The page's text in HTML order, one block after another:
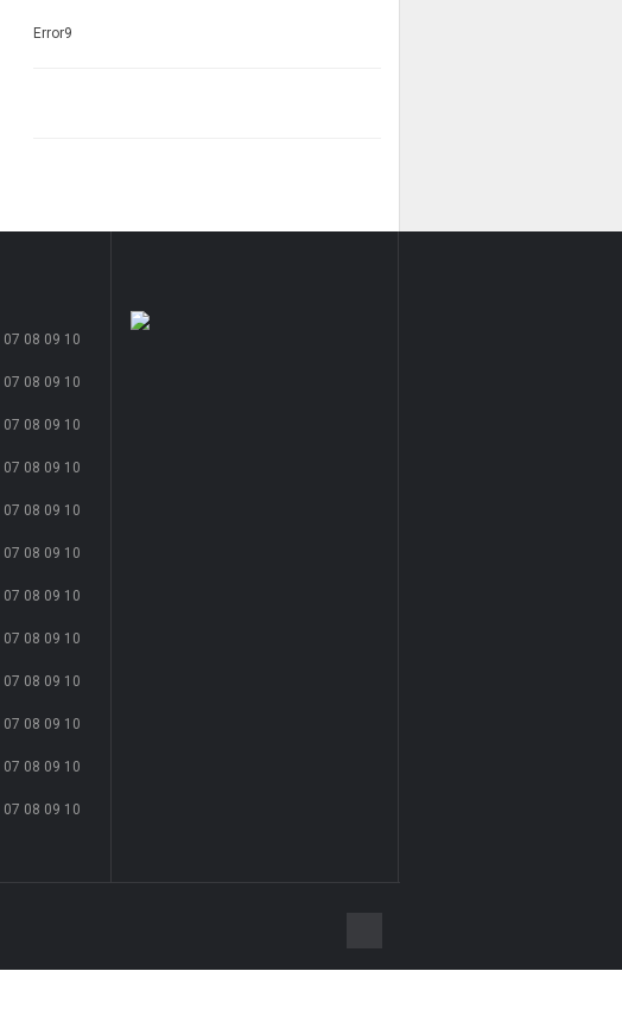
Error9
07 08 09 10
07 08 09 10
07 08 09 10
07 08 09 10
07 08 09 10
07 08 09 10
07 08 09 10
07 08 09 10
07 08 09 10
07 08 09 10
07 08 09 10
07 08 09 10